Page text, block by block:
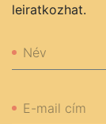
leiratkozhat.
Név
E-mail cím